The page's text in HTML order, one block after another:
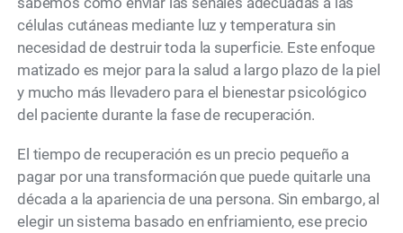
células cutáneas mediante luz y temperatura sin
necesidad de destruir toda la superficie. Este enfoque
matizado es mejor para la salud a largo plazo de la piel
y mucho más llevadero para el bienestar psicológico
del paciente durante la fase de recuperación.
El tiempo de recuperación es un precio pequeño a
pagar por una transformación que puede quitarle una
década a la apariencia de una persona. Sin embargo, al
elegir un sistema basado en enfriamiento, ese precio